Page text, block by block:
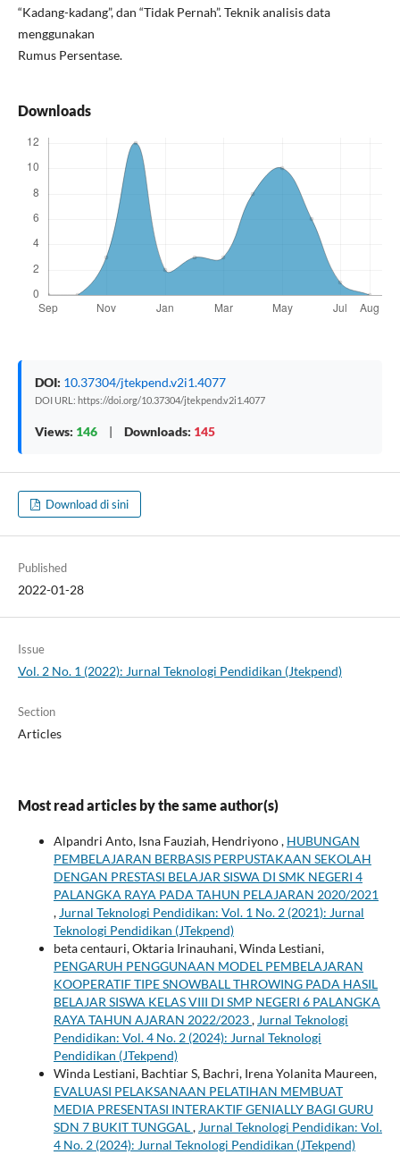
“Kadang-kadang”, dan “Tidak Pernah”. Teknik analisis data
menggunakan
Rumus Persentase.
Downloads
DOI: 10.37304/jtekpend.v2i1.4077
DOI URL: https://doi.org/10.37304/jtekpend.v2i1.4077
Views: 146 | Downloads: 145
Download di sini
Published
2022-01-28
Issue
Vol. 2 No. 1 (2022): Jurnal Teknologi Pendidikan (Jtekpend)
Section
Articles
Most read articles by the same author(s)
Alpandri Anto, Isna Fauziah, Hendriyono , HUBUNGAN
PEMBELAJARAN BERBASIS PERPUSTAKAAN SEKOLAH
DENGAN PRESTASI BELAJAR SISWA DI SMK NEGERI 4
PALANGKA RAYA PADA TAHUN PELAJARAN 2020/2021
, Jurnal Teknologi Pendidikan: Vol. 1 No. 2 (2021): Jurnal
Teknologi Pendidikan (JTekpend)
beta centauri, Oktaria Irinauhani, Winda Lestiani,
PENGARUH PENGGUNAAN MODEL PEMBELAJARAN
KOOPERATIF TIPE SNOWBALL THROWING PADA HASIL
BELAJAR SISWA KELAS VIII DI SMP NEGERI 6 PALANGKA
RAYA TAHUN AJARAN 2022/2023, Jurnal Teknologi
Pendidikan: Vol. 4 No. 2 (2024): Jurnal Teknologi
Pendidikan (JTekpend)
Winda Lestiani, Bachtiar S, Bachri, Irena Yolanita Maureen,
EVALUASI PELAKSANAAN PELATIHAN MEMBUAT
MEDIA PRESENTASI INTERAKTIF GENIALLY BAGI GURU
SDN 7 BUKIT TUNGGAL, Jurnal Teknologi Pendidikan: Vol.
4 No. 2 (2024): Jurnal Teknologi Pendidikan (JTekpend)